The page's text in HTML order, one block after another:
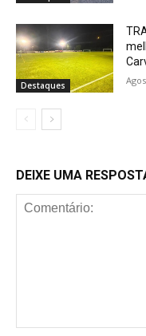
Destaques
DEIXE UMA